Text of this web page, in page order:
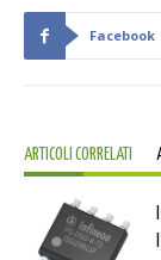
Facebook
ARTICOLI CORRELATI